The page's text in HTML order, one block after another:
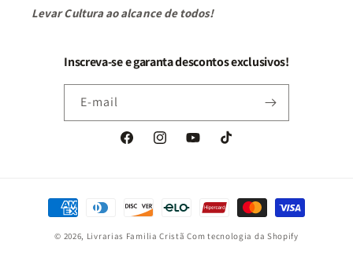
Levar Cultura ao alcance de todos!
Inscreva-se e garanta descontos exclusivos!
E-mail
FacebookInstagramYouTubeTikTok
Formas
de
pagamento
© 2026, Livrarias Familia Cristã Com tecnologia da Shopify